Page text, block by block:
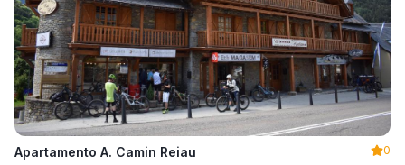
Apartamento A. Camin Reiau
0